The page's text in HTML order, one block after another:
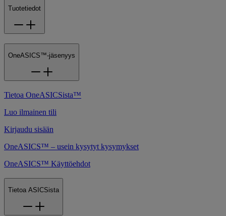
Tuotetiedot
OneASICS™-jäsenyys
Tietoa OneASICSista™
Luo ilmainen tili
Kirjaudu sisään
OneASICS™ – usein kysytyt kysymykset
OneASICS™ Käyttöehdot
Tietoa ASICSista